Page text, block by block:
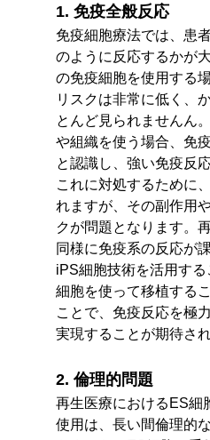
1. 免疫全般反応
免疫細胞療法では、患
のように反応するかが
の免疫細胞を使用する
リスクは非常に低く、
とんど見られませんん
や組織を使う場合、免
と認識し、強い免疫反
これに対処するために
れますが、その副作用
クが問題となります。
同様に免疫系の反応が
iPS細胞技術を活用す
細胞を使って移植する
ことで、免疫反応を極
実現することが期待さ
2. 倫理的問題
再生医療におけるES細
使用は、長い間倫理的